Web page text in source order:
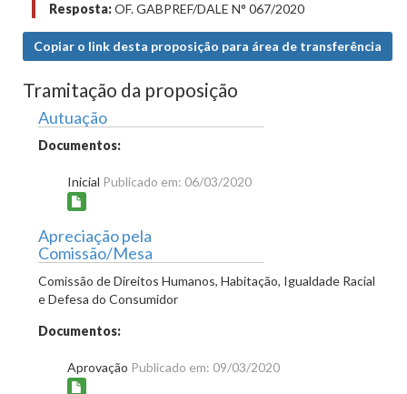
Resposta:OF. GABPREF/DALE N° 067/2020
Copiar o link desta proposição para área de transferência
Tramitação da proposição
Autuação
Documentos:
Inicial Publicado em: 06/03/2020
Apreciação pela
Comissão/Mesa
Comissão de Direitos Humanos, Habitação, Igualdade Racial
e Defesa do Consumidor
Documentos:
Aprovação Publicado em: 09/03/2020